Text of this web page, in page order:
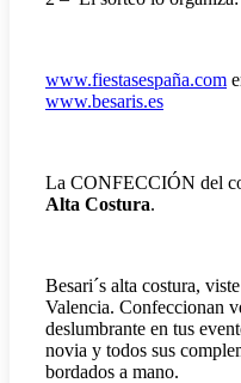
www.fiestasespaña.com
www.besaris.es
La CONFECCIÓN del
Alta Costura.
Besari´s alta costura,
Valencia. Confeccionan
deslumbrante en tus
novia y todos sus
bordados a mano.